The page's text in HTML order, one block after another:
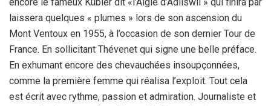
laissera quelques « plumes » lors de son ascension du
Mont Ventoux en 1955, à l’occasion de son dernier Tour de
France. En sollicitant Thévenet qui signe une belle préface.
En exhumant encore des chevauchées insoupçonnées,
comme la première femme qui réalisa l’exploit. Tout cela
est écrit avec rythme, passion et admiration. Journaliste et